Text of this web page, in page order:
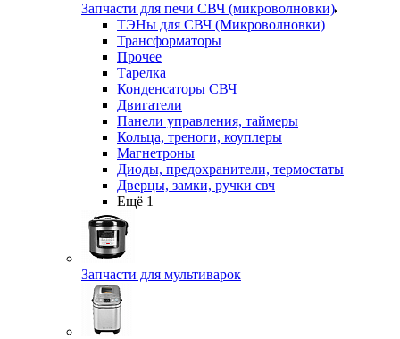
Запчасти для печи СВЧ (микроволновки)
ТЭНы для СВЧ (Микроволновки)
Трансформаторы
Прочее
Тарелка
Конденсаторы СВЧ
Двигатели
Панели управления, таймеры
Кольца, треноги, коуплеры
Магнетроны
Диоды, предохранители, термостаты
Дверцы, замки, ручки свч
Ещё 1
Запчасти для мультиварок